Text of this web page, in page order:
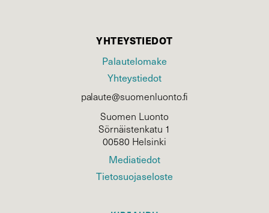
YHTEYSTIEDOT
Palautelomake
Yhteystiedot
palaute@suomenluonto.fi
Suomen Luonto
Sörnäistenkatu 1
00580 Helsinki
Mediatiedot
Tietosuojaseloste